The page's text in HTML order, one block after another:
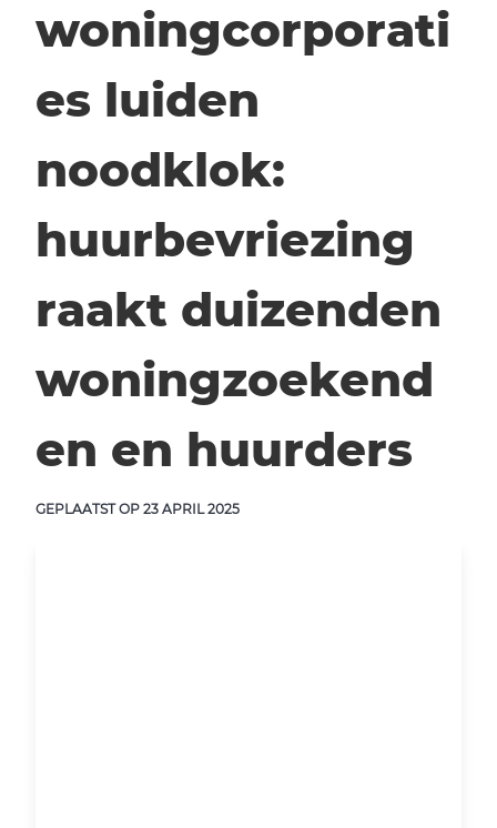
woningcorporati
es luiden
noodklok:
huurbevriezing
raakt duizenden
woningzoekend
en en huurders
GEPLAATST OP 23 APRIL 2025